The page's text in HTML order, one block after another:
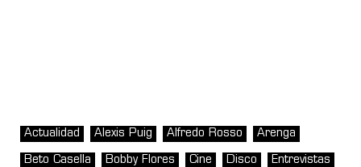
Actualidad Alexis Puig Alfredo Rosso Arenga
Beto Casella Bobby Flores Cine Disco Entrevistas